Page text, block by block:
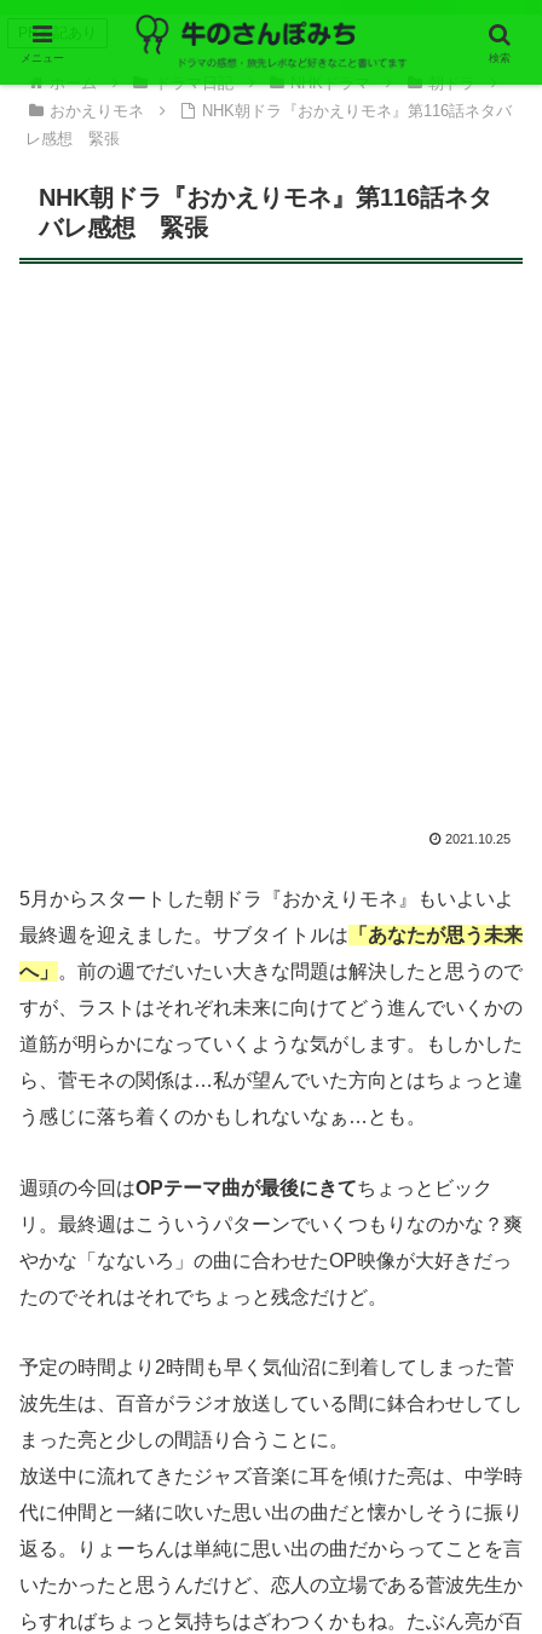
PR表記あり
ホーム ドラマ日記 NHKドラマ
朝ドラ
おかえりモネ
NHK朝ドラ『おかえりモネ』第116話ネタバ
レ感想 緊張
NHK朝ドラ『おかえりモネ』第116話ネタ
バレ感想 緊張
2021.10.25
5月からスタートした朝ドラ『おかえりモネ』もいよいよ
最終週を迎えました。サブタイトルは 「あなたが思う未来
へ」
。前の週でだいたい大きな問題は解決したと思うので
すが、ラストはそれぞれ未来に向けてどう進んでいくかの
道筋が明らかになっていくような気がします。もしかした
ら、菅モネの関係は…私が望んでいた方向とはちょっと違
う感じに落ち着くのかもしれないなぁ…とも。
週頭の今回はOPテーマ曲が最後にきてちょっとビック
リ。最終週はこういうパターンでいくつもりなのかな？爽
やかな「なないろ」の曲に合わせたOP映像が大好きだっ
たのでそれはそれでちょっと残念だけど。
予定の時間より2時間も早く気仙沼に到着してしまった菅
波先生は、百音がラジオ放送している間に鉢合わせしてし
まった亮と少しの間語り合うことに。
放送中に流れてきたジャズ音楽に耳を傾けた亮は、中学時
代に仲間と一緒に吹いた思い出の曲だと懐かしそうに振り
返る。りょーちんは単純に思い出の曲だからってことを言
いたかったと思うんだけど、恋人の立場である菅波先生か
らすればちょっと気持ちはざわつくかもね。たぶん亮が百
メニュー 検索